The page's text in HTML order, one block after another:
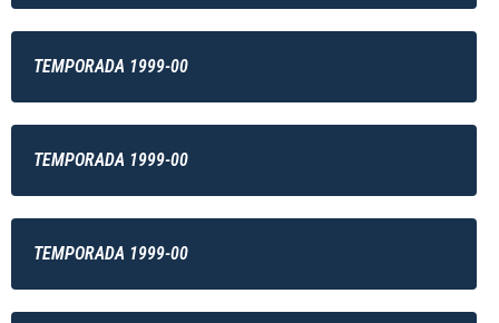
TEMPORADA 1999-00
TEMPORADA 1999-00
TEMPORADA 1999-00